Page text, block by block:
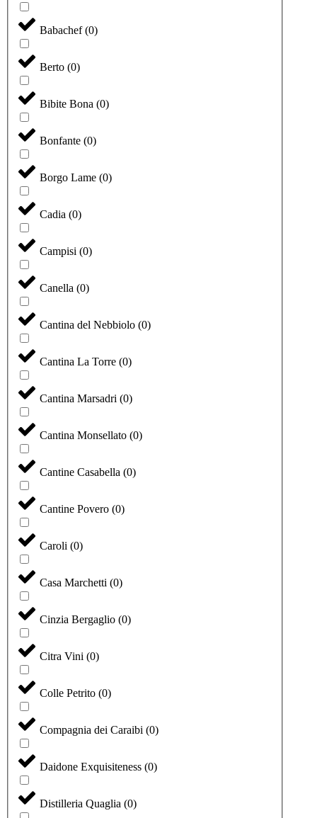
Babachef (0)
Berto (0)
Bibite Bona (0)
Bonfante (0)
Borgo Lame (0)
Cadia (0)
Campisi (0)
Canella (0)
Cantina del Nebbiolo (0)
Cantina La Torre (0)
Cantina Marsadri (0)
Cantina Monsellato (0)
Cantine Casabella (0)
Cantine Povero (0)
Caroli (0)
Casa Marchetti (0)
Cinzia Bergaglio (0)
Citra Vini (0)
Colle Petrito (0)
Compagnia dei Caraibi (0)
Daidone Exquisiteness (0)
Distilleria Quaglia (0)